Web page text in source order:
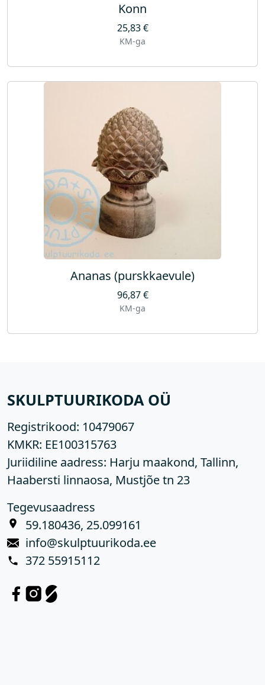
Konn
25,83€
KM-ga
Ananas (purskkaevule)
96,87€
KM-ga
SKULPTUURIKODA OÜ
Registrikood: 10479067
KMKR: EE100315763
Juriidiline aadress: Harju maakond, Tallinn,
Haabersti linnaosa, Mustjõe tn 23
Tegevusaadress
59.180436, 25.099161
info@skulptuurikoda.ee
372 55915112